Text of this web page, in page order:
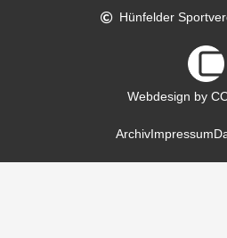
Hünfelder
Webdesign by
ArchivImpressum